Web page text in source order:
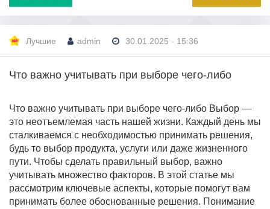
Лучшие admin 30.01.2025 - 15:36
Что важно учитывать при выборе чего-либо
Что важно учитывать при выборе чего-либо Выбор —
это неотъемлемая часть нашей жизни. Каждый день мы
сталкиваемся с необходимостью принимать решения,
будь то выбор продукта, услуги или даже жизненного
пути. Чтобы сделать правильный выбор, важно
учитывать множество факторов. В этой статье мы
рассмотрим ключевые аспекты, которые помогут вам
принимать более обоснованные решения. Понимание